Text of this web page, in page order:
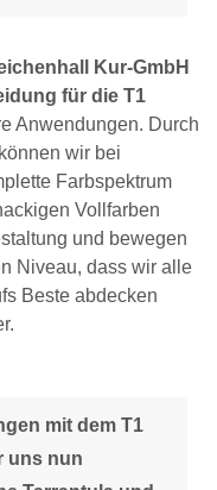
Kur-GmbH
für die T1
Anwendungen. Durch
wir bei
Farbspektrum
Vollfarben
und bewegen
Niveau, dass wir alle
Beste abdecken
mit dem T1
uns nun